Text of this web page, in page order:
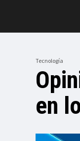
Tecnología
en